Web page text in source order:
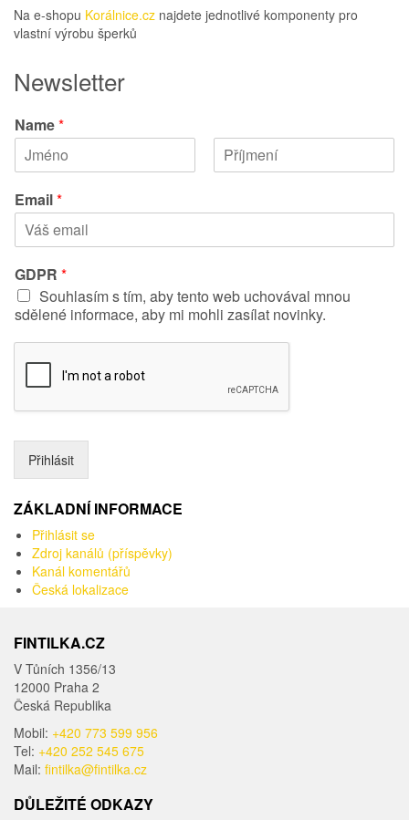
Na e-shopu Korálnice.cz najdete jednotlivé komponenty pro
vlastní výrobu šperků
Newsletter
Name*
K
ř
e
n
j
m
é
n
o
P
e
Email*
GDPR *
Souhlasím s tím, aby tento web uchovával mnou
sdělené informace, aby mi mohli zasílat novinky.
Přihlásit
ZÁKLADNÍ INFORMACE
Přihlásit se
Zdroj kanálů (příspěvky)
Kanál komentářů
Česká lokalizace
FINTILKA.CZ
V Tůních 1356/13
12000 Praha 2
Česká Republika
Mobil: +420 773 599 956
Tel: +420 252 545 675
Mail: fintilka@fintilka.cz
DŮLEŽITÉ ODKAZY